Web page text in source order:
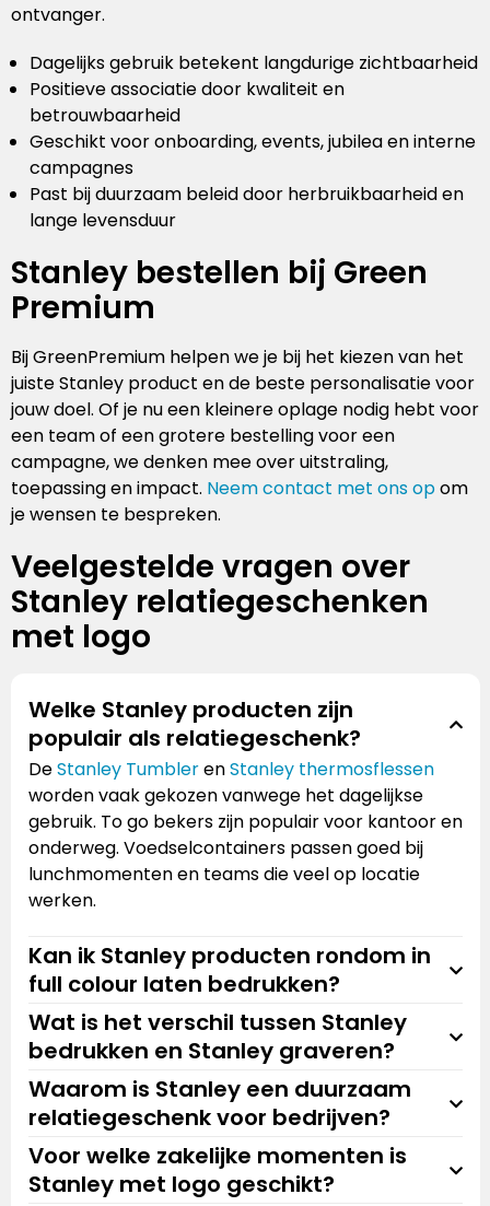
ontvanger.
Dagelijks gebruik betekent langdurige zichtbaarheid
Positieve associatie door kwaliteit en
betrouwbaarheid
Geschikt voor onboarding, events, jubilea en interne
campagnes
Past bij duurzaam beleid door herbruikbaarheid en
lange levensduur
Stanley bestellen bij Green
Premium
Bij GreenPremium helpen we je bij het kiezen van het
juiste Stanley product en de beste personalisatie voor
jouw doel. Of je nu een kleinere oplage nodig hebt voor
een team of een grotere bestelling voor een
campagne, we denken mee over uitstraling,
toepassing en impact. Neem contact met ons opom
je wensen te bespreken.
Veelgestelde vragen over
Stanley relatiegeschenken
met logo
Welke Stanley producten zijn
populair als relatiegeschenk?
DeStanley TumblerenStanley thermosflessen
worden vaak gekozen vanwege het dagelijkse
gebruik. To go bekers zijn populair voor kantoor en
onderweg. Voedselcontainers passen goed bij
lunchmomenten en teams die veel op locatie
werken.
Kan ik Stanley producten rondom in
full colour laten bedrukken?
Wat is het verschil tussen Stanley
bedrukken en Stanley graveren?
Waarom is Stanley een duurzaam
relatiegeschenk voor bedrijven?
Voor welke zakelijke momenten is
Stanley met logo geschikt?